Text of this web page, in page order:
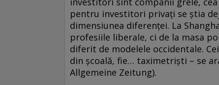
pentru investitori privaţi se ştia
dimensiunea diferenţei. La
profesiile liberale, ci de la masa
diferit de modelele occidentale.
din şcoală, fie… taximetrişti – se
Allgemeine Zeitung).